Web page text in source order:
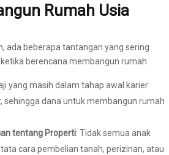
Rumah Usia
ada beberapa tantangan yang sering
berencana membangun rumah.
yang masih dalam tahap awal karier
sehingga dana untuk membangun rumah
tentang Properti: Tidak semua anak
cara pembelian tanah, perizinan, atau